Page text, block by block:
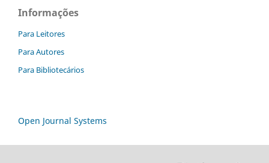
Informações
Para Leitores
Para Autores
Para Bibliotecários
Open Journal Systems